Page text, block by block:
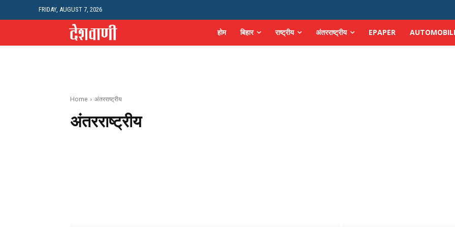
FRIDAY, AUGUST 7, 2026
होम बिहार राष्ट्रीय अंतरराष्ट्रीय EPAPER
Home अंतरराष्ट्रीय
अंतरराष्ट्रीय